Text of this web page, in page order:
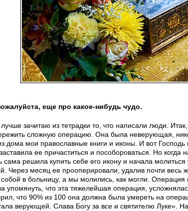
еще про какое-нибудь чудо.
зачитаю из тетрадки то, что написали люди.
сложную операцию. Она была неверующая,
дома мои православные книги и иконы. И вот
ее причаститься и пособороваться. Но
сама решила купить себе его икону и начала
Через месяц ее прооперировали, удалив почти весь
в больницу, а мы молились, как могли.
упомянуть, что эта тяжелейшая операция,
что 90% из 100 она должна была умереть на
верующей. Слава Богу за все и святителю Луке».